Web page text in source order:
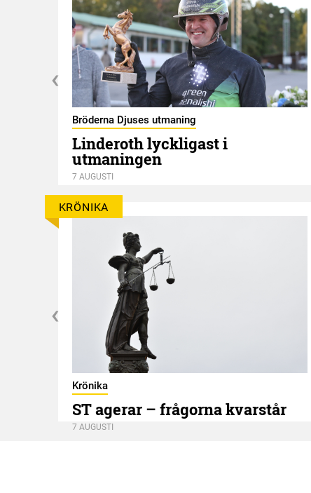
Bröderna Djuses utmaning
Linderoth lyckligast i
utmaningen
7 AUGUSTI
KRÖNIKA
Krönika
ST agerar – frågorna kvarstår
7 AUGUSTI